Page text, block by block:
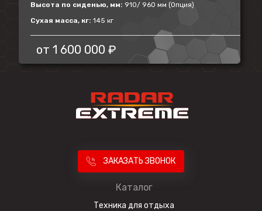
Высота по сиденью, мм: 910/ 960 мм (Опция)
Сухая масса, кг: 145 кг
от 1 600 000 ₽
ЗАКАЗАТЬ ЗВОНОК
Каталог
Техника для отдыха